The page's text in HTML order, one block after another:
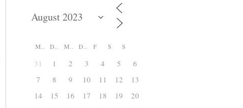
F S S
31 1 2 3 4 5
6
7
8 9 10 11 12
13
14
15 16 17 18 19
20